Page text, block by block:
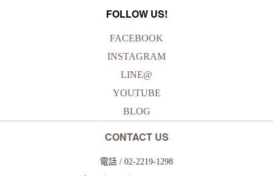
FOLLOW US!
FACEBOOK
INSTAGRAM
LINE@
YOUTUBE
BLOG
CONTACT US
電話 / 02-2219-1298